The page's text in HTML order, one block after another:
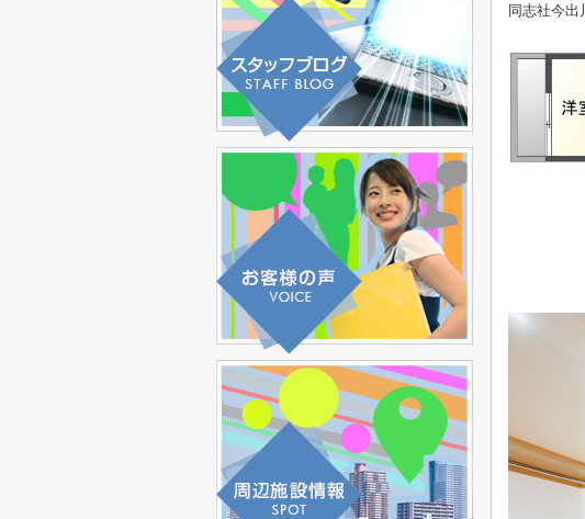
同志社今出